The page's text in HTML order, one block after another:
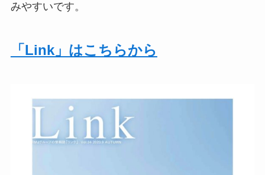
みやすいです。
「Link」はこちらから